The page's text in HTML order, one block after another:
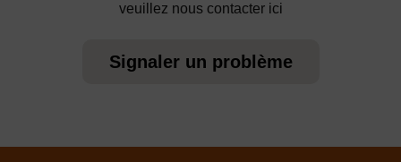
veuillez nous contacter ici
Signaler un problème